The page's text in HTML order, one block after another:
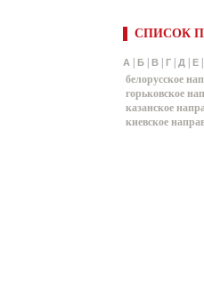
СПИСОК
А Б В Г Д Е
белорусское
горьковское
казанское
киевское